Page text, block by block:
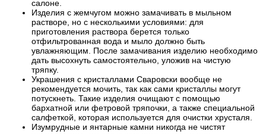
салоне.
Изделия с жемчугом можно замачивать в мыльном
растворе, но с несколькими условиями: для
приготовления раствора берется только
отфильтрованная вода и мыло должно быть
увлажняющим. После замачивания изделию необходимо
дать высохнуть самостоятельно, уложив на чистую
тряпку.
Украшения с кристаллами Сваровски вообще не
рекомендуется мочить, так как сами кристаллы могут
потускнеть. Такие изделия очищают с помощью
бархатной или фетровой тряпочки, а также специальной
салфеткой, которая используется для очистки хрусталя.
Изумрудные и янтарные камни никогда не чистят